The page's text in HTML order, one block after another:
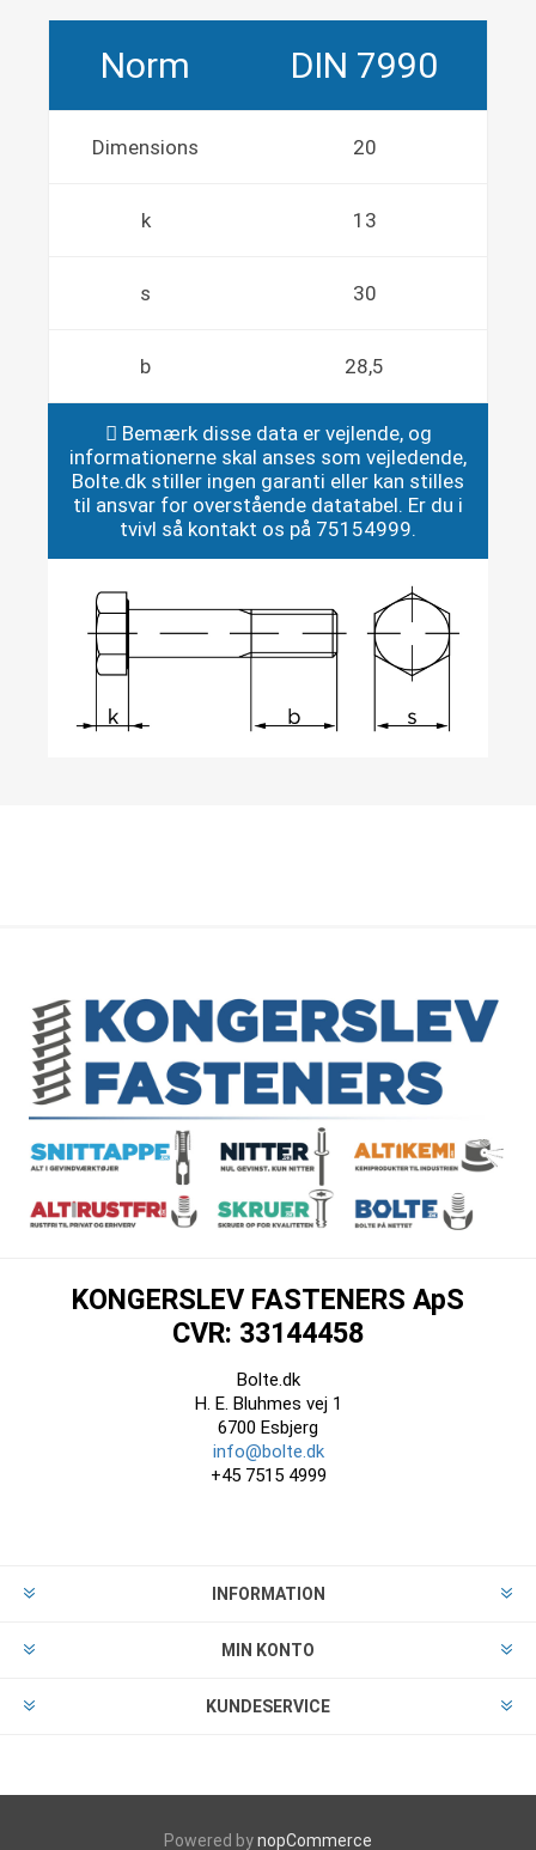
Norm DIN 7990
Dimensions 20
k 13
s 30
b 28,5
Bemærk disse data er vejlende, og
informationerne skal anses som vejledende,
Bolte.dk stiller ingen garanti eller kan stilles
til ansvar for overstående datatabel. Er du i
tvivl så kontakt os på 75154999.
KONGERSLEV FASTENERS ApS
CVR: 33144458
Bolte.dk
H. E. Bluhmes vej 1
6700 Esbjerg
info@bolte.dk
+45 7515 4999
INFORMATION
MIN KONTO
KUNDESERVICE
Powered bynopCommerce